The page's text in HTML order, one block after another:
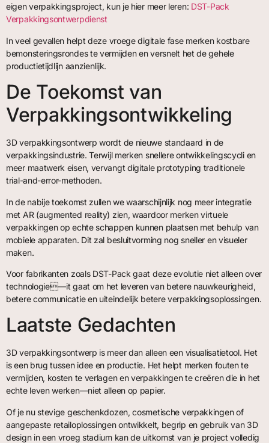
eigen verpakkingsproject, kun je hier meer leren: DST-Pack
Verpakkingsontwerpdienst
In veel gevallen helpt deze vroege digitale fase merken kostbare
bemonsteringsrondes te vermijden en versnelt het de gehele
productietijdlijn aanzienlijk.
De Toekomst van
Verpakkingsontwikkeling
3D verpakkingsontwerp wordt de nieuwe standaard in de
verpakkingsindustrie. Terwijl merken snellere ontwikkelingscycli en
meer maatwerk eisen, vervangt digitale prototyping traditionele
trial-and-error-methoden.
In de nabije toekomst zullen we waarschijnlijk nog meer integratie
met AR (augmented reality) zien, waardoor merken virtuele
verpakkingen op echte schappen kunnen plaatsen met behulp van
mobiele apparaten. Dit zal besluitvorming nog sneller en visueler
maken.
Voor fabrikanten zoals DST-Pack gaat deze evolutie niet alleen over
technologie—it gaat om het leveren van betere nauwkeurigheid,
betere communicatie en uiteindelijk betere verpakkingsoplossingen.
Laatste Gedachten
3D verpakkingsontwerp is meer dan alleen een visualisatietool. Het
is een brug tussen idee en productie. Het helpt merken fouten te
vermijden, kosten te verlagen en verpakkingen te creëren die in het
echte leven werken—niet alleen op papier.
Of je nu stevige geschenkdozen, cosmetische verpakkingen of
aangepaste retailoplossingen ontwikkelt, begrip en gebruik van 3D
design in een vroeg stadium kan de uitkomst van je project volledig